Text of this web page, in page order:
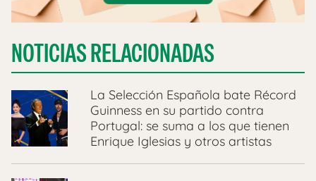
NOTICIAS RELACIONADAS
La Selección Española bate Récord
Guinness en su partido contra
Portugal: se suma a los que tienen
Enrique Iglesias y otros artistas